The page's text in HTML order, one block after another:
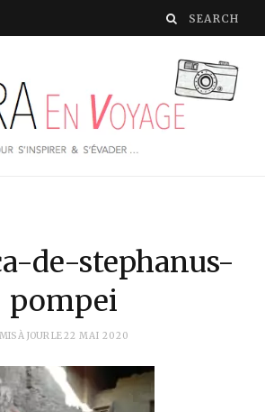
de-stephanus-
pompei
MIS À JOUR LE22 MAI 2020